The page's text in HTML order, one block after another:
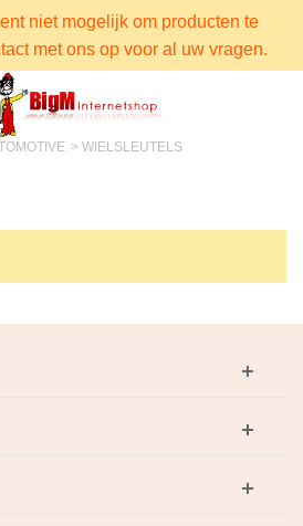
niet mogelijk om producten te
met ons op voor al uw vragen.
> WIELSLEUTELS